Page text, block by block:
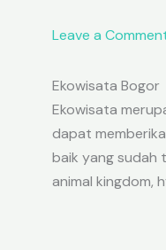
Leave a
Ekowisata Bogor
Ekowisata
dapat
baik yang sudah
animal kingdom,